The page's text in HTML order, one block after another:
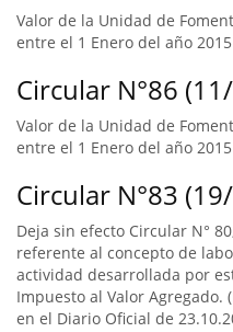
Valor de la Unidad de
entre el 1 Enero del año
Circular N°86
Valor de la Unidad de
entre el 1 Enero del año
Circular N°83
Deja sin efecto Circular N°
referente al concepto de
actividad desarrollada por
Impuesto al Valor
en el Diario Oficial de